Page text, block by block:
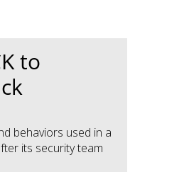
to
behaviors used in a
its security team